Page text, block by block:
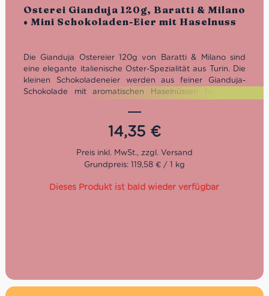
Osterei Gianduja 120g, Baratti & Milano
• Mini Schokoladen-Eier mit Haselnuss
Bewertet
Die Gianduja Ostereier 120g von Baratti & Milano sind
eine elegante italienische Oster-Spezialität aus Turin. Die
kleinen Schokoladeneier werden aus feiner Gianduja-
Schokolade mit aromatischen Haselnüssen hergestellt
schmelzend, nussig und typisch piemontesisch – eine
raffinierte Osterleckerei für Liebhaber italienischer
14,35 €
Grundpreis: 119,58 € / 1 kg
Dieses Produkt ist bald wieder verfügbar